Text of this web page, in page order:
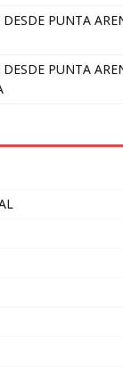
PUNTA
PUNTA